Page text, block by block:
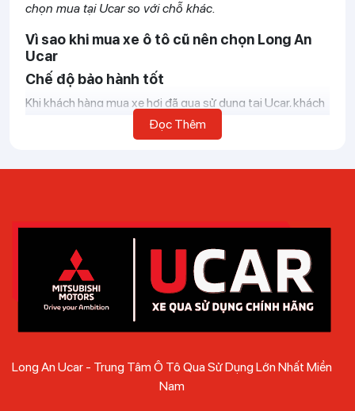
chọn mua tại Ucar so với chỗ khác.
Vì sao khi mua xe ô tô cũ nên chọn Long An
Ucar
Chế độ bảo hành tốt
Khi khách hàng mua xe hơi đã qua sử dụng tại Ucar, khách
hàng sẽ nhận được bảo hành 1 năm hoặc 20.000km,
trong trường hợp xe ô tô vẫn còn bảo hành tại hãng,
Kiểm định chặt chẽ
Việc thu mua xe ô tô cũ đều phải trải qua các bước kiểm
tra nghiêm ngặt. Từng công đoạn đều được các chuyên
gia đối chiếu giấy tờ xác minh lịch sử xe, đảm bảo xe bán ra
phải có số khung, số máy trùng với giấy tờ pháp lý. Động
đảm bảo chiếc xe đạt đủ điều kiện tham gia vận hành.
Khung xe, gầm xe phải được kiểm tra đảm bảo xe chưa
Đọc Thêm
Long An Ucar - Trung Tâm Ô Tô Qua Sử Dụng Lớn Nhất Miền
Nam